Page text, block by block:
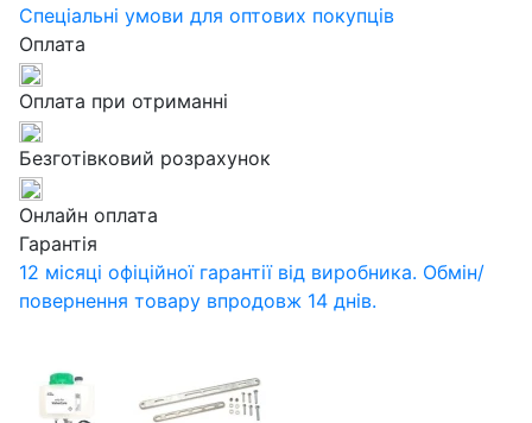
Спеціальні умови для оптових покупців
Оплата
Оплата при отриманні
Безготівковий розрахунок
Онлайн оплата
Гарантія
12 місяці офіційної гарантії від виробника. Обмін/
повернення товару впродовж 14 днів.